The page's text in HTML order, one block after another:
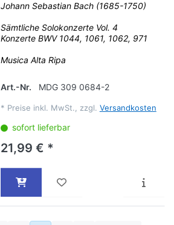
Johann Sebastian Bach (1685-1750)
Sämtliche Solokonzerte Vol. 4
Konzerte BWV 1044, 1061, 1062, 971
Musica Alta Ripa
Art.-Nr. MDG 309 0684-2
* Preise inkl. MwSt., zzgl. Versandkosten
sofort lieferbar
21,99 € *